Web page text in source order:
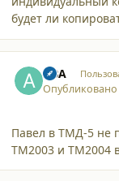
будет ли
ABA
Опубликовано
Павел в ТМД-5 не
ТМ2003 и TM2004